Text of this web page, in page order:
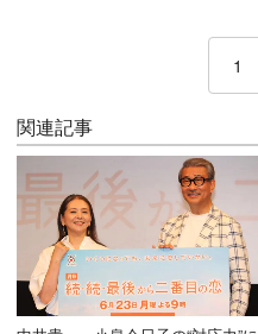
1
関連記事